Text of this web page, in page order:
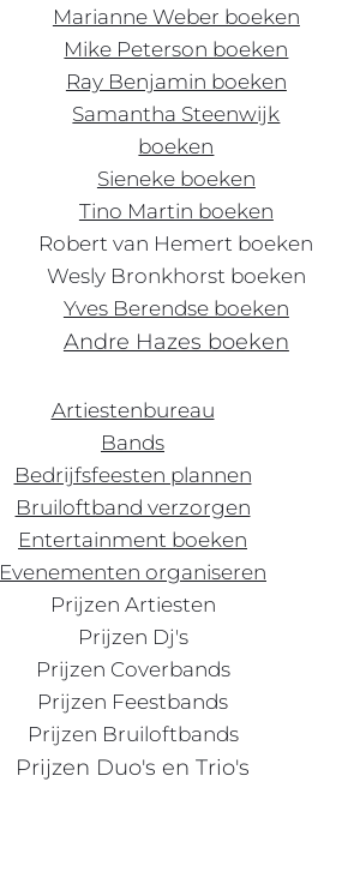
Marianne Weber boeken
Mike Peterson boeken
Ray Benjamin boeken
Samantha Steenwijk
boeken
Sieneke boeken
Tino Martin boeken
Robertvan Hemert boeken
Wesly Bronkhorst boeken
Yves Berendse boeken
Andre Hazes boeken
Artiestenbureau
Bands
Bedrijfsfeesten plannen
Bruiloftband verzorgen
Entertainment boeken
Evenementen organiseren
Prijzen Artiesten
Prijzen Dj's
Prijzen Coverbands
Prijzen Feestbands
Prijzen Bruiloftbands
Prijzen Duo's en Trio's